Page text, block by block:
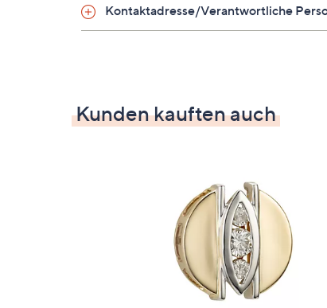
Schmuckpass
Länge: ca. 50,0 cm (Zwischenöse
Kontaktadresse/Verantwortliche
Kunden kauften auch